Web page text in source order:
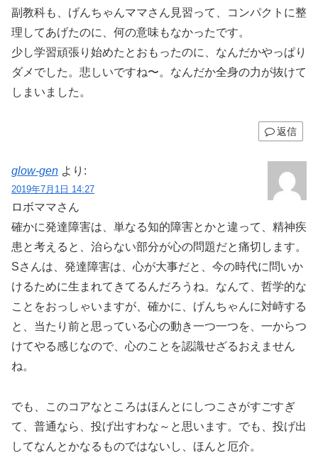
副教科も、げんちゃんママさん見習って、コンパクトに整
理してあげたのに、何の意味もなかったです。
少し学習頑張り始めたとおもったのに、なんだかやっぱり
ダメでした。悲しいですね〜。なんだか全身の力が抜けて
しまいました。
返信
glow-gen より:
2019年7月1日 14:27
ロボママさん
確かに発達障害は、単なる知的障害とかと違って、精神疾
患と考えると、治らない部分が心の問題だと痛切します。
Sさんは、発達障害は、心が大事だと、今の時代に問いか
けるために生まれてきてるんだろうね。なんて、哲学的な
ことをおっしゃいますが、確かに、げんちゃんに対峙する
と、当たり前と思っている心の動き一つ一つを、一からつ
けてやる感じなので、心のことを認識せざるおえません
ね。
でも、このコアなところはほんとにしつこさがすごすぎ
て、普通なら、投げ出すわな～と思います。でも、投げ出
してなんとかなるものではないし、ほんと厄介。